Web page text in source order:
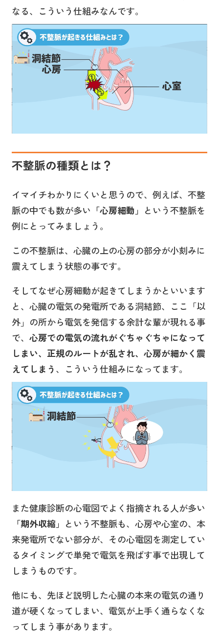
なる、こういう仕組みなんです。
不整脈の種類とは？
イマイチわかりにくいと思うので、例えば、不整
脈の中でも数が多い 「心房細動」 という不整脈を
例にとってみましょう。
この不整脈は、心臓の上の心房の部分が小刻みに
震えてしまう状態の事です。
そしてなぜ心房細動が起きてしまうかといいます
と、心臓の電気の発電所である洞結節、ここ「以
外」の所から電気を発信する余計な輩が現れる事
で、 心房での電気の流れがぐちゃぐちゃになって
しまい、正規のルートが乱され、心房が細かく震
えてしまう、こういう仕組みになってます。
また健康診断の心電図でよく指摘される人が多い
「期外収縮」 という不整脈も、心房や心室の、本
来発電所でない部分が、その心電図を測定してい
るタイミングで単発で電気を飛ばす事で出現して
しまうものです。
他にも、先ほど説明した心臓の本来の電気の通り
道が硬くなってしまい、電気が上手く通らなくな
ってしまう事があります。